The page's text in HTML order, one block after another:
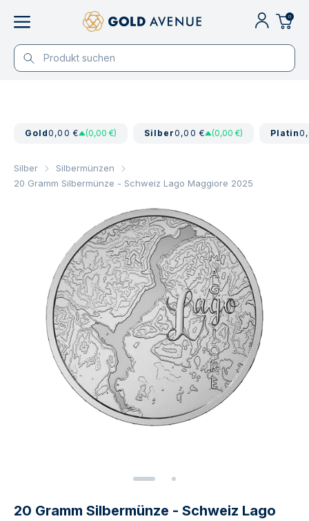
0
Gold0,00 € (0,00 €) Silber0,00 € (0,00 €) Platin
Silber
Silbermünzen
20 Gramm Silbermünze - Schweiz Lago Maggiore 2025
20 Gramm Silbermünze - Schweiz Lago